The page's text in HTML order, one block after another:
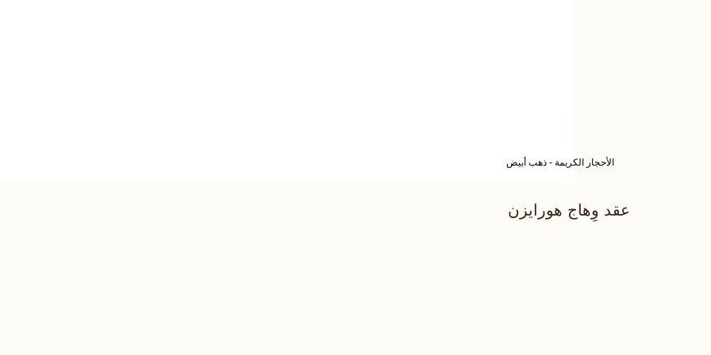
الأحجار الكريمة - ذهب أبيض
عقد وِهاج هورايزن